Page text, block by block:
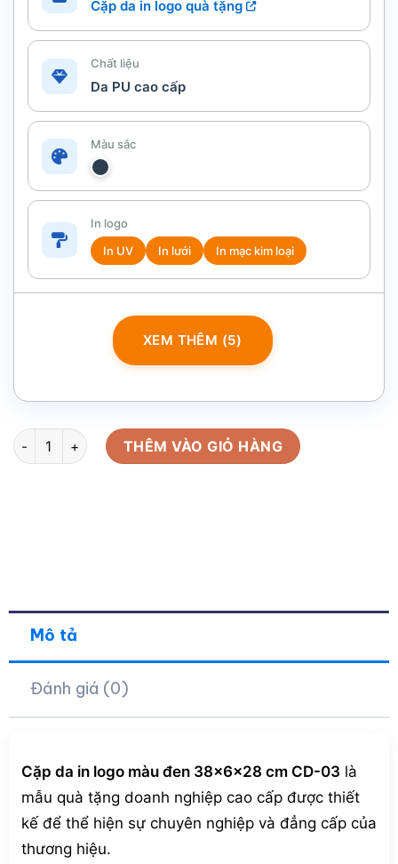
Cặp da in logo quà tặng
Chất liệu
Da PU cao cấp
Màu sắc
In logo
In UV
In lưới In mạc kim loại
XEM THÊM (5)
Cặp da in logo màu đen 38x6x28 cm CD-03 số lượng
THÊM VÀO GIỎ HÀNG
Mô tả
Đánh giá (0)
Cặp da in logo màu đen 38x6x28 cm CD-03 là
mẫu quà tặng doanh nghiệp cao cấp được thiết
kế để thể hiện sự chuyên nghiệp và đẳng cấp của
thương hiệu.